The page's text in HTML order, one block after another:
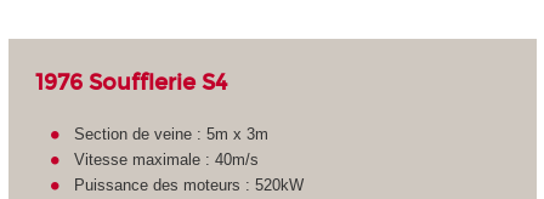
1976 Soufflerie S4
Section de veine : 5m x 3m
Vitesse maximale : 40m/s
Puissance des moteurs : 520kW